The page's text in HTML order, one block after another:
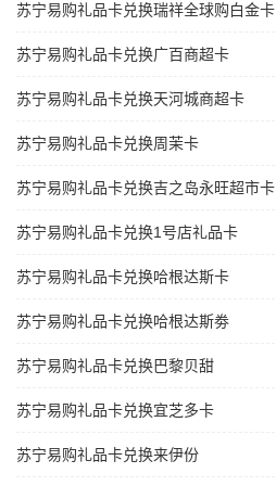
苏宁易购礼品卡兑换瑞祥全球购白金卡
苏宁易购礼品卡兑换广百商超卡
苏宁易购礼品卡兑换天河城商超卡
苏宁易购礼品卡兑换周茉卡
苏宁易购礼品卡兑换吉之岛永旺超市卡
苏宁易购礼品卡兑换1号店礼品卡
苏宁易购礼品卡兑换哈根达斯卡
苏宁易购礼品卡兑换哈根达斯劵
苏宁易购礼品卡兑换巴黎贝甜
苏宁易购礼品卡兑换宜芝多卡
苏宁易购礼品卡兑换来伊份